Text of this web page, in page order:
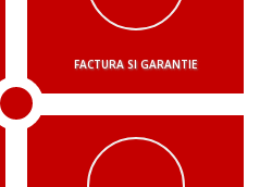
FACTURA SI GARANTIE